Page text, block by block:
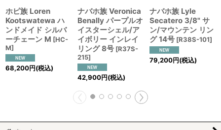
ホピ族 Loren
Kootswatewa ハ
ンドメイド シルバ
ーチェーン M [HC-
M]
68,200円(税込)
ナバホ族 Veronica
Benally パープルオ
イスターシェル/ア
イボリー インレイ
リング 8号 [R37S-
215]
42,900円(税込)
ナバホ族 Lyle
Secatero 3/8" サ
ン/マウンテン リン
グ 14号 [R38S-101]
79,200円(税込)